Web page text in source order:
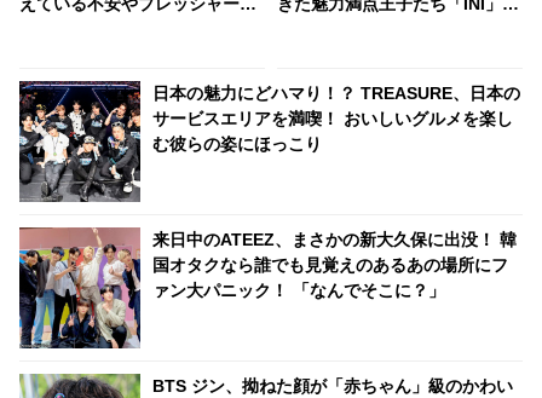
えている不安やプレッシャー、
直な思いにファン涙
きた魅力満点王子たち「INI」の
SEASON2（日プ２）」最終ラ
ンキング10・11位のメンバーを
ご紹介 ～佐野雄大・後藤威尊～
日本の魅力にどハマり！？ TREASURE、日本の
サービスエリアを満喫！ おいしいグルメを楽し
む彼らの姿にほっこり
来日中のATEEZ、まさかの新大久保に出没！ 韓
国オタクなら誰でも見覚えのあるあの場所にフ
ァン大パニック！ 「なんでそこに？」
BTS ジン、拗ねた顔が「赤ちゃん」級のかわい